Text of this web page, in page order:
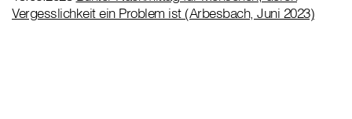
Vergesslichkeit ein Problem ist (Arbesbach, Juni 2023)